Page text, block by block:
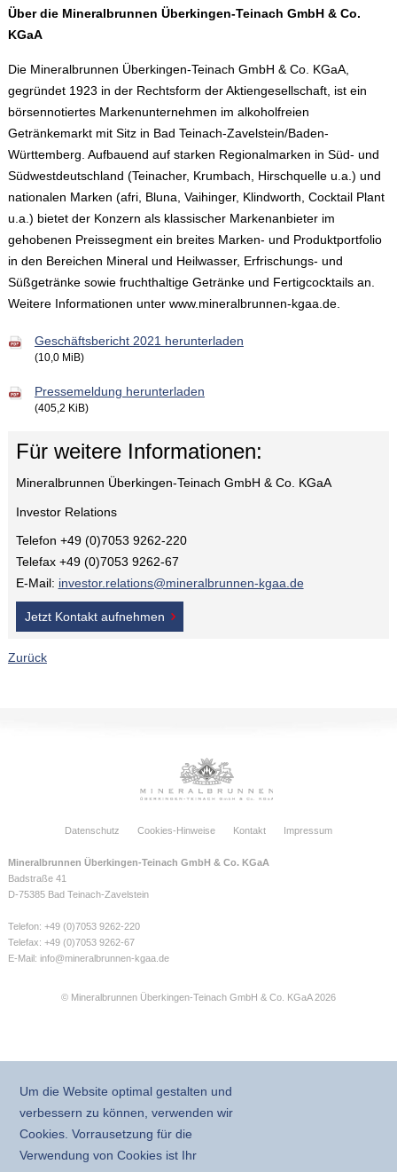
Über die Mineralbrunnen Überkingen-Teinach GmbH & Co.
KGaA
Die Mineralbrunnen Überkingen-Teinach GmbH & Co. KGaA,
gegründet 1923 in der Rechtsform der Aktiengesellschaft, ist ein
börsennotiertes Markenunternehmen im alkoholfreien
Getränkemarkt mit Sitz in Bad Teinach-Zavelstein/Baden-
Württemberg. Aufbauend auf starken Regionalmarken in Süd- und
Südwestdeutschland (Teinacher, Krumbach, Hirschquelle u.a.) und
nationalen Marken (afri, Bluna, Vaihinger, Klindworth, Cocktail Plant
u.a.) bietet der Konzern als klassischer Markenanbieter im
gehobenen Preissegment ein breites Marken- und Produktportfolio
in den Bereichen Mineral und Heilwasser, Erfrischungs- und
Süßgetränke sowie fruchthaltige Getränke und Fertigcocktails an.
Weitere Informationen unter www.mineralbrunnen-kgaa.de.
Geschäftsbericht 2021 herunterladen
(10,0 MiB)
Pressemeldung herunterladen
(405,2 KiB)
Für weitere Informationen:
Mineralbrunnen Überkingen-Teinach GmbH & Co. KGaA
Investor Relations
Telefon +49 (0)7053 9262-220
Telefax +49 (0)7053 9262-67
E-Mail: investor.relations@mineralbrunnen-kgaa.de
Jetzt Kontakt aufnehmen
Zurück
Datenschutz Cookies-Hinweise Kontakt Impressum
Mineralbrunnen Überkingen-Teinach GmbH & Co. KGaA
Badstraße 41
D-75385 Bad Teinach-Zavelstein
Telefon: +49 (0)7053 9262-220
Telefax: +49 (0)7053 9262-67
E-Mail: info@mineralbrunnen-kgaa.de
© Mineralbrunnen Überkingen-Teinach GmbH & Co. KGaA 2026
Um die Website optimal gestalten und
verbessern zu können, verwenden wir
Cookies. Vorrausetzung für die
Verwendung von Cookies ist Ihr